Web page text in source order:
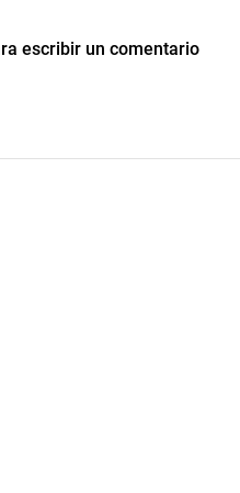
escribir un comentario